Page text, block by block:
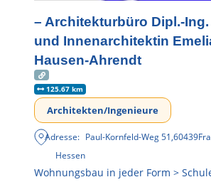
– Architekturbüro Dipl.-
und Innenarchitektin
Hausen-Ahrendt
125.67 km
Architekten/Ingenieure
Adresse: Paul-Kornfeld-Weg 51,60439
Hessen
Wohnungsbau in jeder Form >